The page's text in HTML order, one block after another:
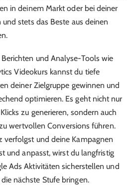
in deinem Markt oder bei deiner
stets das Beste aus deinen
und Analyse-Tools wie
Videokurs kannst du tiefe
deiner Zielgruppe gewinnen und
optimieren. Es geht nicht nur
zu generieren, sondern auch
wertvollen Conversions führen.
verfolgst und deine Kampagnen
und anpasst, wirst du langfristig
Ads Aktivitäten sicherstellen und
nächste Stufe bringen.